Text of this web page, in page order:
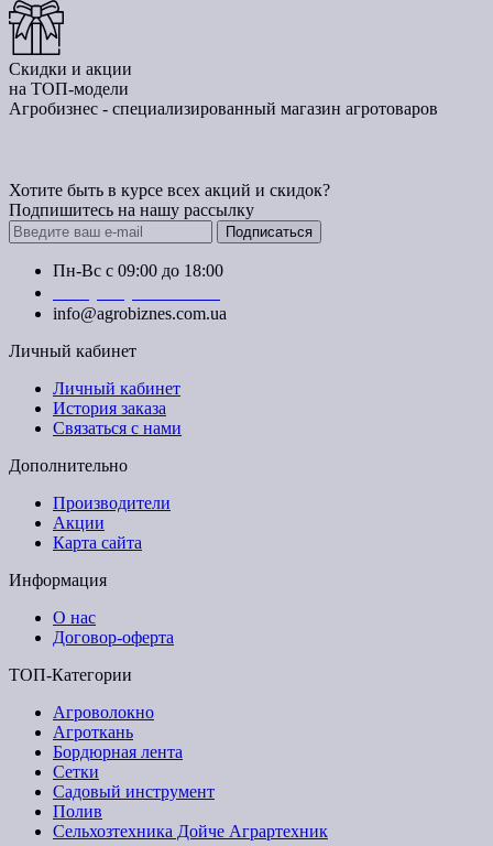
Скидки и акции
на ТОП-модели
Агробизнес - специализированный магазин агротоваров
Хотите быть в курсе всех акций и скидок?
Подпишитесь на нашу рассылку
Подписаться
Пн-Вс с 09:00 до 18:00
info@agrobiznes.com.ua
Личный кабинет
Личный кабинет
История заказа
Связаться с нами
Дополнительно
Производители
Акции
Карта сайта
Информация
О нас
Договор-оферта
ТОП-Категории
Агроволокно
Агроткань
Бордюрная лента
Сетки
Садовый инструмент
Полив
Сельхозтехника Дойче Аграртехник